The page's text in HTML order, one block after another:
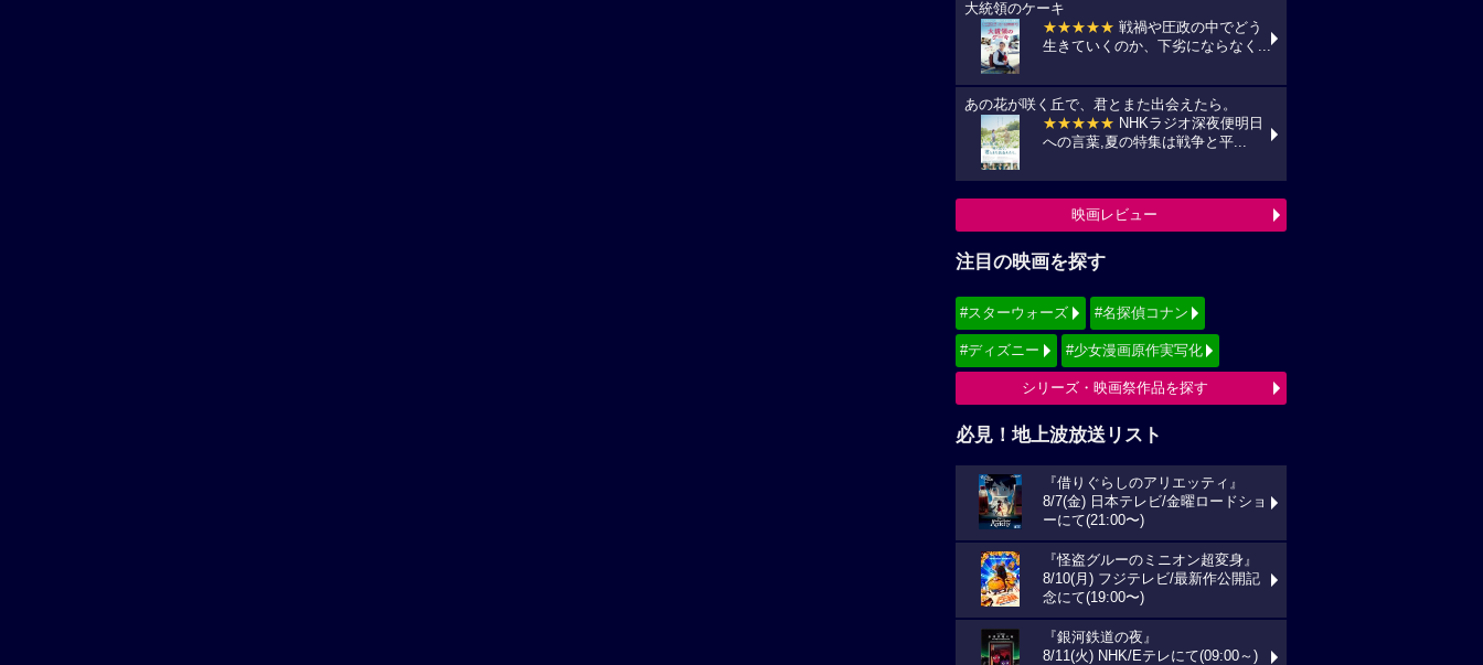
大統領のケーキ
★★★★★ 戦禍や圧政の中でどう
生きていくのか、下劣にならなく...
あの花が咲く丘で、君とまた出会えたら。
★★★★★ NHKラジオ深夜便明日
への言葉,夏の特集は戦争と平...
映画レビュー
注目の映画を探す
#スターウォーズ #名探偵コナン
#ディズニー #少女漫画原作実写化
シリーズ・映画祭作品を探す
必見！地上波放送リスト
『借りぐらしのアリエッティ』
8/7(金) 日本テレビ/金曜ロードショ
ーにて(21:00〜)
『怪盗グルーのミニオン超変身』
8/10(月) フジテレビ/最新作公開記
念にて(19:00〜)
『銀河鉄道の夜』
8/11(火) NHK/Eテレにて(09:00～)